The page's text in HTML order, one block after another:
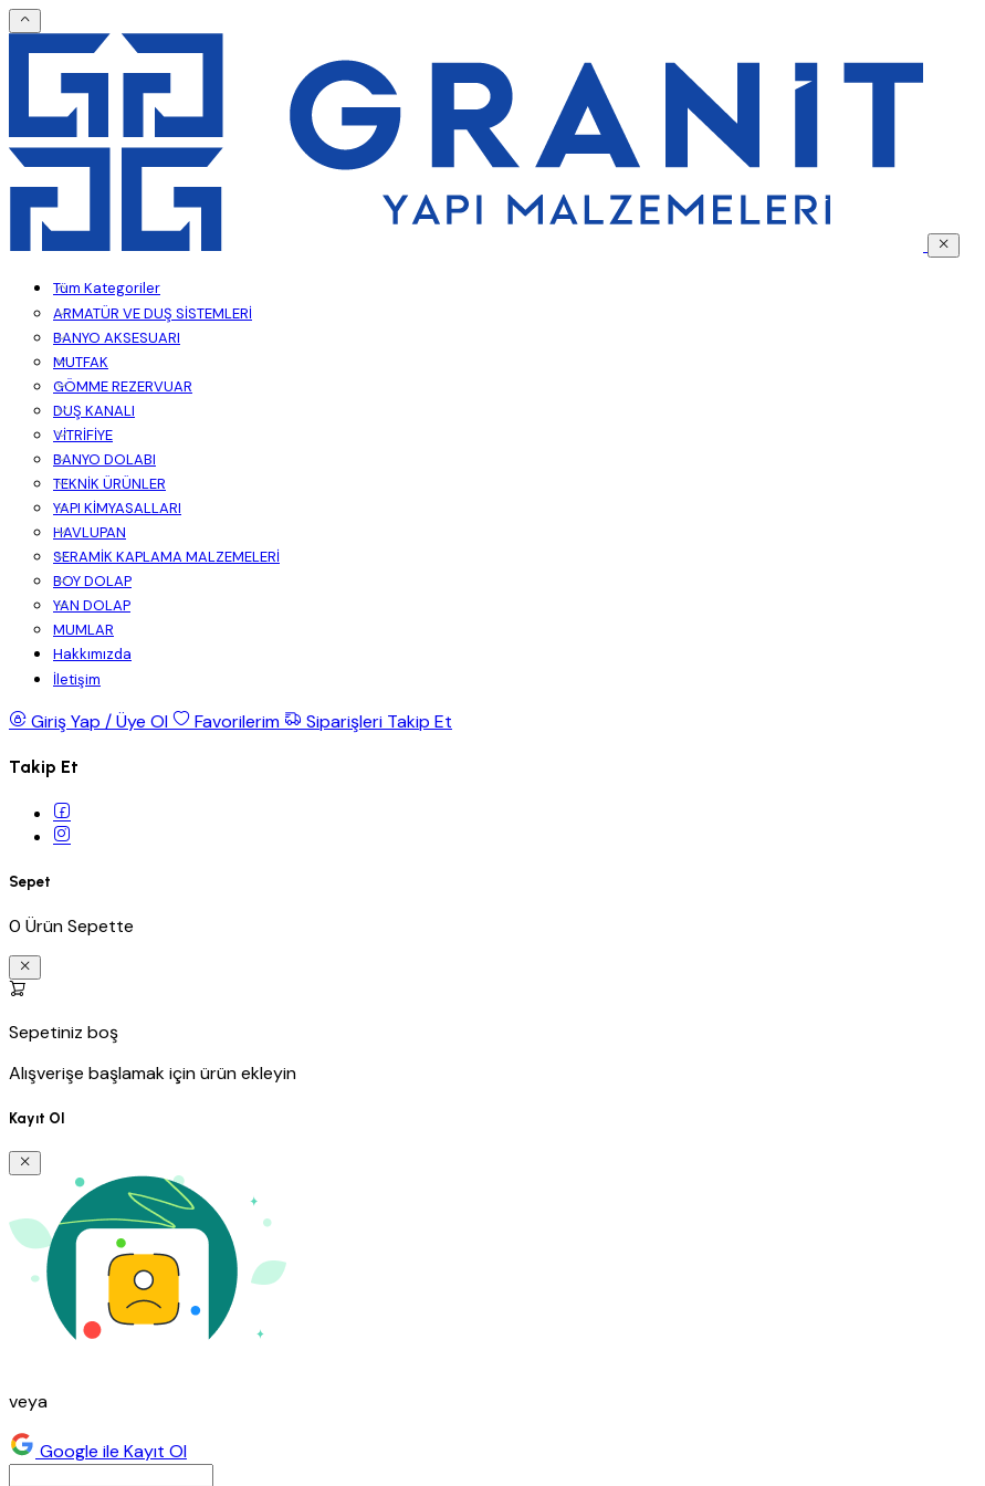
Tüm Kategoriler
ARMATÜR VE DUŞ SİSTEMLERİ
BANYO AKSESUARI
MUTFAK
GÖMME REZERVUAR
DUŞ KANALI
VİTRİFİYE
BANYO DOLABI
TEKNİK ÜRÜNLER
YAPI KİMYASALLARI
HAVLUPAN
SERAMİK KAPLAMA MALZEMELERİ
BOY DOLAP
YAN DOLAP
MUMLAR
Hakkımızda
İletişim
Giriş Yap / Üye Ol Favorilerim Siparişleri Takip Et
Takip Et
Sepet
0 Ürün Sepette
Sepetiniz boş
Alışverişe başlamak için ürün ekleyin
Kayıt Ol
veya
Google ile Kayıt Ol